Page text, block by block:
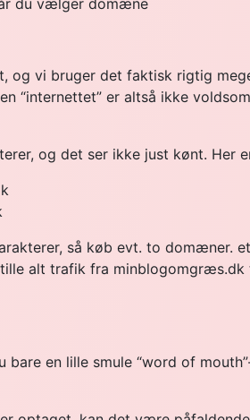
du vælger domæne
og vi bruger det faktisk rigtig
“internettet” er altså ikke
og det ser ikke just kønt. Her
så køb evt. to domæner.
alt trafik fra
en lille smule “word of